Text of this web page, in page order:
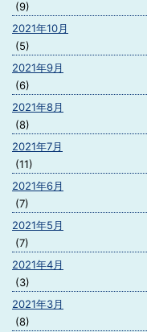
(9)
2021年10月
(5)
2021年9月
(6)
2021年8月
(8)
2021年7月
(11)
2021年6月
(7)
2021年5月
(7)
2021年4月
(3)
2021年3月
(8)